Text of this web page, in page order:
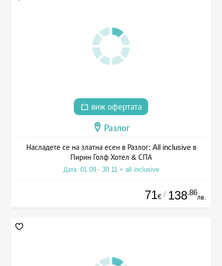
виж офертата
Разлог
Насладете се на златна есен в Разлог: All inclusive в
Пирин Голф Хотел & СПА
Дата: 01.09 - 30.11 + all inclusive
71€ / 138.86
лв.